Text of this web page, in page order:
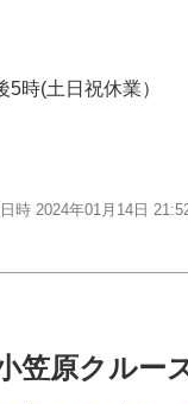
時(土日祝休業）
時 2024年01月14日
笠原クルー